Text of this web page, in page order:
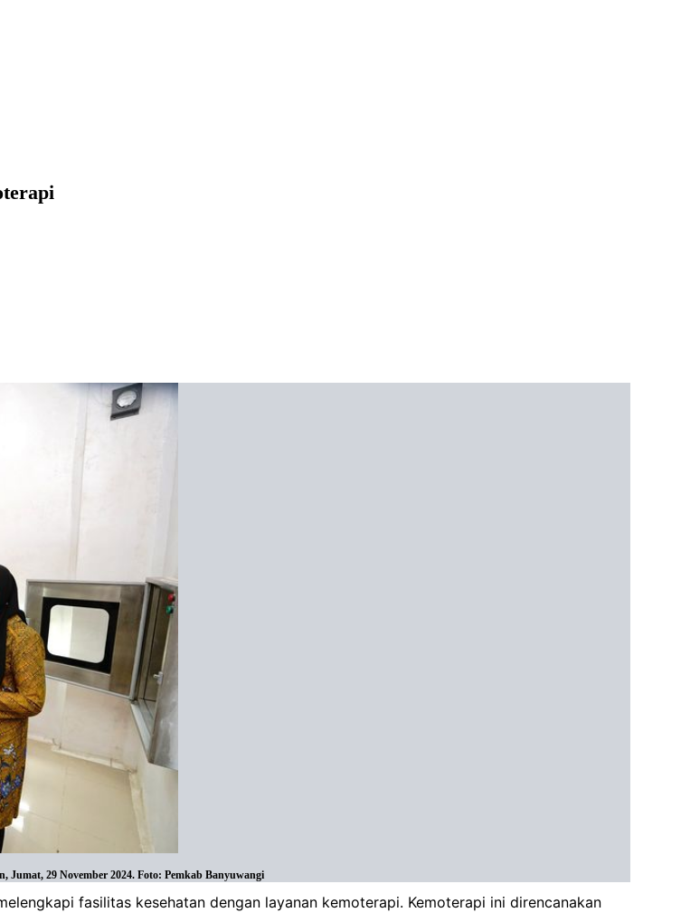
29 November 2024. Foto: Pemkab Banyuwangi
fasilitas kesehatan dengan layanan kemoterapi. Kemoterapi ini direncanakan